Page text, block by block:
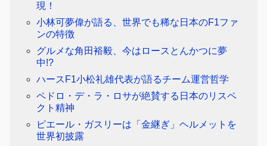
現！
小林可夢偉が語る、世界でも稀な日本のF1ファ
ンの特徴
グルメな角田裕毅、今はロースとんかつに夢
中!?
ハースF1小松礼雄代表が語るチーム運営哲学
ペドロ・デ・ラ・ロサが絶賛する日本のリスペ
クト精神
ピエール・ガスリーは「金継ぎ」ヘルメットを
世界初披露